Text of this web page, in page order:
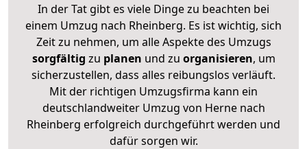
In der Tat gibt es viele Dinge zu beachten bei
einem Umzug nach Rheinberg. Es ist wichtig, sich
Zeit zu nehmen, um alle Aspekte des Umzugs
sorgfältig zu planen und zu organisieren, um
sicherzustellen, dass alles reibungslos verläuft.
Mit der richtigen Umzugsfirma kann ein
deutschlandweiter Umzug von Herne nach
Rheinberg erfolgreich durchgeführt werden und
dafür sorgen wir.